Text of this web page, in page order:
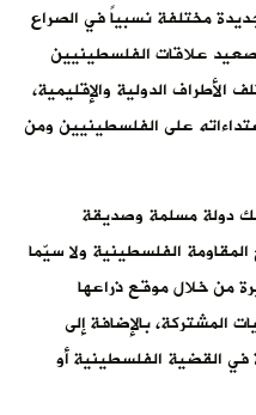
مختلفة نسبياً في الصراع
علاقات الفلسطينيين
الدولية والإقليمية،
على الفلسطينيين ومن
دولة مسلمة وصديقة
الفلسطينية ولا سيّما
من خلال موقع ذراعها
المشتركة، بالإضافة إلى
في القضية الفلسطينية أو